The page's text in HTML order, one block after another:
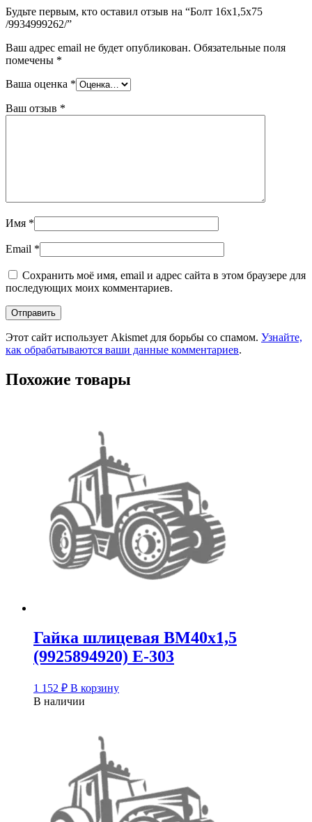
Будьте первым, кто оставил отзыв на “Болт 16х1,5х75
/9934999262/”
Ваш адрес email не будет опубликован. Обязательные поля
помечены *
Ваша оценка *
Ваш отзыв *
Имя *
Email *
Сохранить моё имя, email и адрес сайта в этом браузере для
последующих моих комментариев.
Этот сайт использует Akismet для борьбы со спамом. Узнайте,
как обрабатываются ваши данные комментариев.
Похожие товары
Гайка шлицевая ВМ40х1,5
(9925894920) Е-303
1 152 ₽ В корзину
В наличии